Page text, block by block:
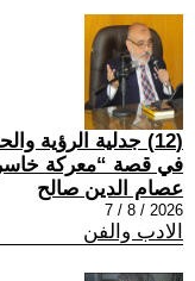
(12) جدلية الرؤية
في قصة “معركة
عصام الدين صالح
2026 / 8 / 7
الادب والفن